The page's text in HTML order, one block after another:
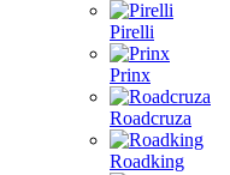
Pirelli
Prinx
Roadcruza
Roadking